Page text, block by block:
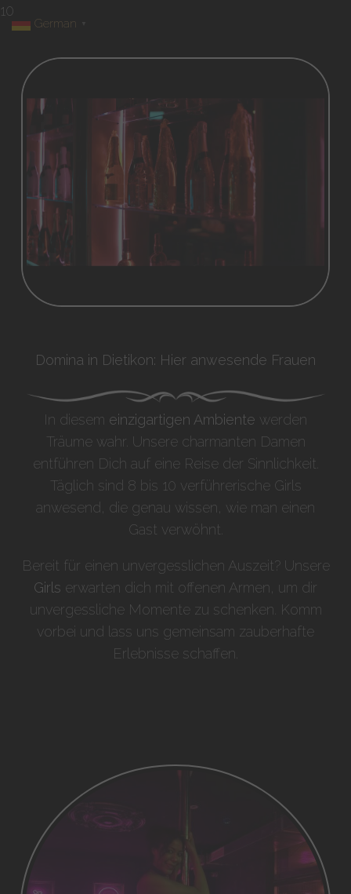
10
Domina in Dietikon: Hier anwesende Frauen
In diesem einzigartigen Ambiente werden
Träume wahr. Unsere charmanten Damen
entführen Dich auf eine Reise der Sinnlichkeit.
Täglich sind 8 bis 10 verführerische Girls
anwesend, die genau wissen, wie man einen
Gast verwöhnt.
Bereit für einen unvergesslichen Auszeit? Unsere
Girls erwarten dich mit offenen Armen, um dir
unvergessliche Momente zu schenken. Komm
vorbei und lass uns gemeinsam zauberhafte
Erlebnisse schaffen.
German